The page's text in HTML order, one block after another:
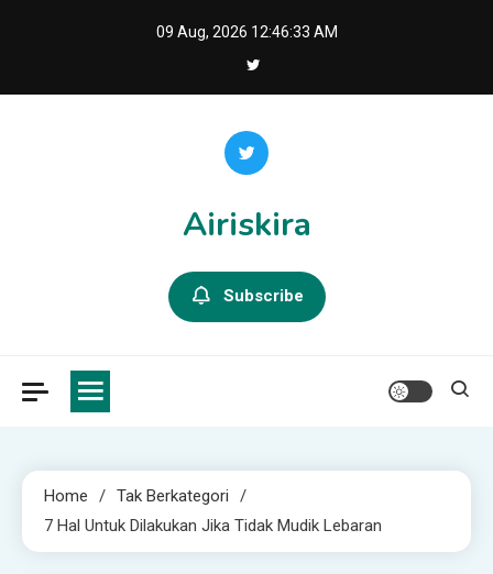
09 Aug, 2026 12:46:34 AM
Airiskira
Subscribe
Home
Tak Berkategori
7 Hal Untuk Dilakukan Jika Tidak Mudik Lebaran